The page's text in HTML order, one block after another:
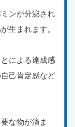
ンが分泌され
生まれます。
による達成感
己肯定感など
な物が溜ま